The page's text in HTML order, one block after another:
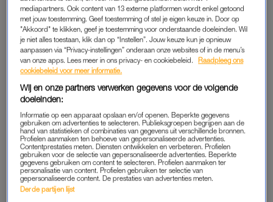
niet gezegd dat het afgelopen is. Ik ben wel wat afgevallen,
omdat je af en toe een beetje moeilijk kan eten, omdat de
slijmvliezen droog worden door bepaalde behandelingen.
Maar het gaat goed.”
ZIEKTE
Koeman kreeg de diagnose borstkanker voor het eerst in
2010. Vorig jaarliet ze weten dat de ziekte nu chronisch is. “Ik
wil daar open over zijn, omdat ik hoop dat ik andere vrouwen
met eenzelfde soort kanker daarmee misschien kan helpen”,
zo zei de voetbalvrouw in een interview metDe Telegraaf
bijlageVROUW. De ziekte is volgens haar goed te behandelen.
mediapartners. Ook content van 13 externe platformen wordt enkel getoond
met jouw toestemming. Geef toestemming of stel je eigen keuze in. Door op
"Akkoord" te klikken, geef je toestemming voor onderstaande doeleinden. Wil
je niet alles toestaan, klik dan op “Instellen”. Jouw keuze kun je opnieuw
aanpassen via “Privacy-instellingen” onderaan onze websites of in de menu’s
van onze apps. Lees meer in ons privacy- en cookiebeleid.
Raadpleeg ons
cookiebeleid voor meer informatie.
Wij en onze partners verwerken gegevens voor de volgende
doeleinden:
Informatie op een apparaat opslaan en/of openen. Beperkte gegevens
gebruiken om advertenties te selecteren. Publieksgroepen begrijpen aan de
hand van statistieken of combinaties van gegevens uit verschillende bronnen.
Profielen aanmaken ten behoeve van gepersonaliseerde advertenties.
Contentprestaties meten. Diensten ontwikkelen en verbeteren. Profielen
gebruiken voor de selectie van gepersonaliseerde advertenties. Beperkte
gegevens gebruiken om content te selecteren. Profielen aanmaken ter
personalisatie van content. Profielen gebruiken ter selectie van
gepersonaliseerde content. De prestaties van advertenties meten.
Derde partijen lijst